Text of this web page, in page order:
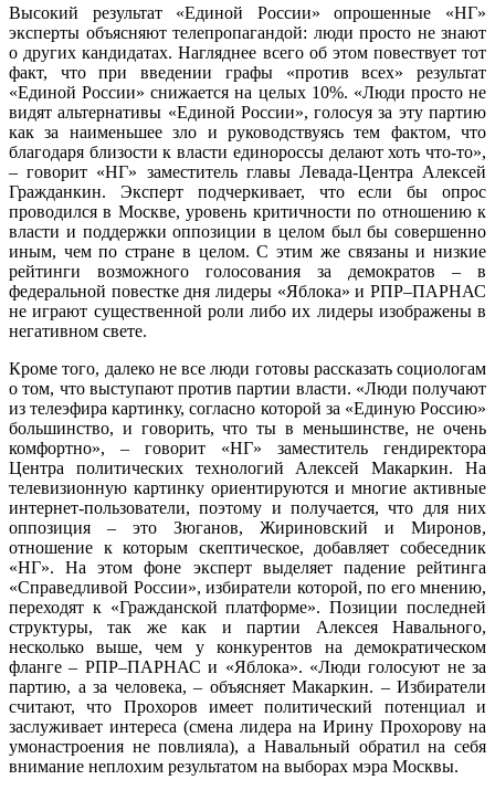
Высокий результат «Единой России» опрошенные «НГ»
эксперты объясняют телепропагандой: люди просто не знают
о других кандидатах. Нагляднее всего об этом повествует тот
факт, что при введении графы «против всех» результат
«Единой России» снижается на целых 10%. «Люди просто не
видят альтернативы «Единой России», голосуя за эту партию
как за наименьшее зло и руководствуясь тем фактом, что
благодаря близости к власти единороссы делают хоть что-то»,
– говорит «НГ» заместитель главы Левада-Центра Алексей
Гражданкин. Эксперт подчеркивает, что если бы опрос
проводился в Москве, уровень критичности по отношению к
власти и поддержки оппозиции в целом был бы совершенно
иным, чем по стране в целом. С этим же связаны и низкие
рейтинги возможного голосования за демократов – в
федеральной повестке дня лидеры «Яблока» и РПР–ПАРНАС
не играют существенной роли либо их лидеры изображены в
негативном свете.
Кроме того, далеко не все люди готовы рассказать социологам
о том, что выступают против партии власти. «Люди получают
из телеэфира картинку, согласно которой за «Единую Россию»
большинство, и говорить, что ты в меньшинстве, не очень
комфортно», – говорит «НГ» заместитель гендиректора
Центра политических технологий Алексей Макаркин. На
телевизионную картинку ориентируются и многие активные
интернет-пользователи, поэтому и получается, что для них
оппозиция – это Зюганов, Жириновский и Миронов,
отношение к которым скептическое, добавляет собеседник
«НГ». На этом фоне эксперт выделяет падение рейтинга
«Справедливой России», избиратели которой, по его мнению,
переходят к «Гражданской платформе». Позиции последней
структуры, так же как и партии Алексея Навального,
несколько выше, чем у конкурентов на демократическом
фланге – РПР–ПАРНАС и «Яблока». «Люди голосуют не за
партию, а за человека, – объясняет Макаркин. – Избиратели
считают, что Прохоров имеет политический потенциал и
заслуживает интереса (смена лидера на Ирину Прохорову на
умонастроения не повлияла), а Навальный обратил на себя
внимание неплохим результатом на выборах мэра Москвы.